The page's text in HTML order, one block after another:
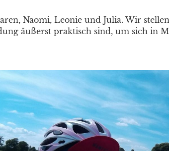
Naomi, Leonie und Julia. Wir
äußerst praktisch sind, um sich in